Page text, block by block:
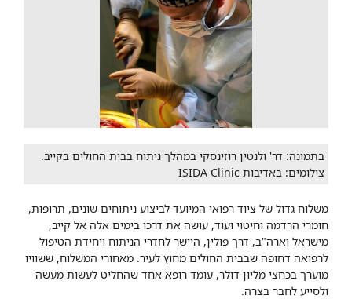
בתמונה: דר' ולנטין רוזינסקי במהלך ניתוח בבית החולים בקייב.
צילומים: באדיבות ISIDA Clinic
משלוח גדול של ציוד רפואי המיועד לביצוע ניתוחים שונים, תרופות,
חומרי הרדמה וחיטוי ועוד, עושה את דרכו בימים אלה אל קייב,
מישראל וארה"ב, דרך פולין, היישר לחדרי הניתוח ויחידת הטיפול
לרפואה דחופה שבבית החולים מחוץ לעיר. מאחורי המשלוח, ששוויו
מוערך בכחצי מליון דולר, עומד רופא אחד שהחליט לעשות מעשה
ולסייע לחבר בצרה.